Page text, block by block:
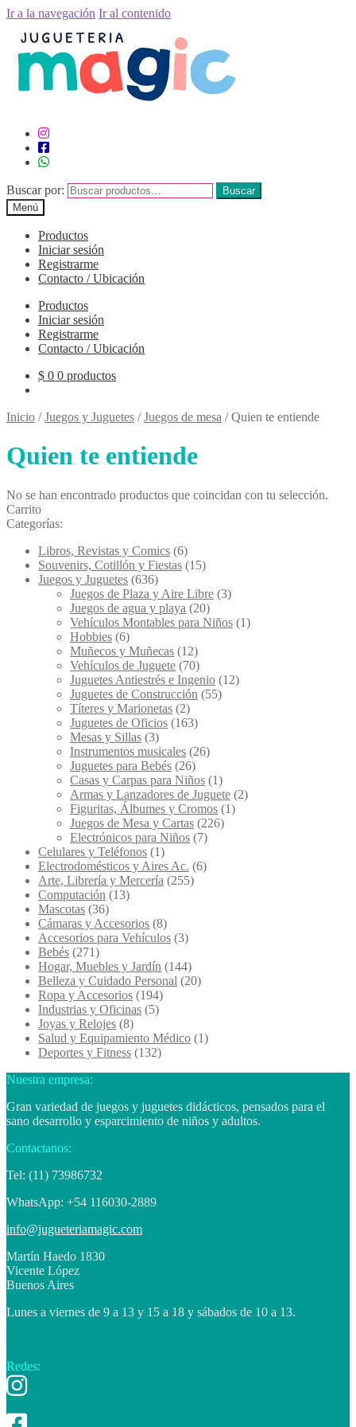
Ir a la navegación Ir al contenido
Buscar por:
Buscar
Menú
Productos
Iniciar sesión
Registrarme
Contacto / Ubicación
Productos
Iniciar sesión
Registrarme
Contacto / Ubicación
$ 0 0 productos
Inicio /Juegos y Juguetes /Juegos de mesa /Quien te entiende
Quien te entiende
No se han encontrado productos que coincidan con tu selección.
Carrito
Categorías:
Libros, Revistas y Comics (6)
Souvenirs, Cotillón y Fiestas (15)
Juegos y Juguetes (636)
Juegos de Plaza y Aire Libre (3)
Juegos de agua y playa (20)
Vehículos Montables para Niños (1)
Hobbies (6)
Muñecos y Muñecas (12)
Vehículos de Juguete (70)
Juguetes Antiestrés e Ingenio (12)
Juguetes de Construcción (55)
Títeres y Marionetas (2)
Juguetes de Oficios (163)
Mesas y Sillas (3)
Instrumentos musicales (26)
Juguetes para Bebés (26)
Casas y Carpas para Niños (1)
Armas y Lanzadores de Juguete (2)
Figuritas, Álbumes y Cromos (1)
Juegos de Mesa y Cartas (226)
Electrónicos para Niños (7)
Celulares y Teléfonos (1)
Electrodomésticos y Aires Ac. (6)
Arte, Librería y Mercería (255)
Computación (13)
Mascotas (36)
Cámaras y Accesorios (8)
Accesorios para Vehículos (3)
Bebés (271)
Hogar, Muebles y Jardín (144)
Belleza y Cuidado Personal (20)
Ropa y Accesorios (194)
Industrias y Oficinas (5)
Joyas y Relojes (8)
Salud y Equipamiento Médico (1)
Deportes y Fitness (132)
Nuestra empresa:
Gran variedad de juegos y juguetes didácticos, pensados para el
sano desarrollo y esparcimiento de niños y adultos.
Contactanos:
Tel: (11) 73986732
WhatsApp: +54 116030-2889
info@jugueteriamagic.com
Martín Haedo 1830
Vicente López
Buenos Aires
Lunes a viernes de 9 a 13 y 15 a 18 y sábados de 10 a 13.
Redes: